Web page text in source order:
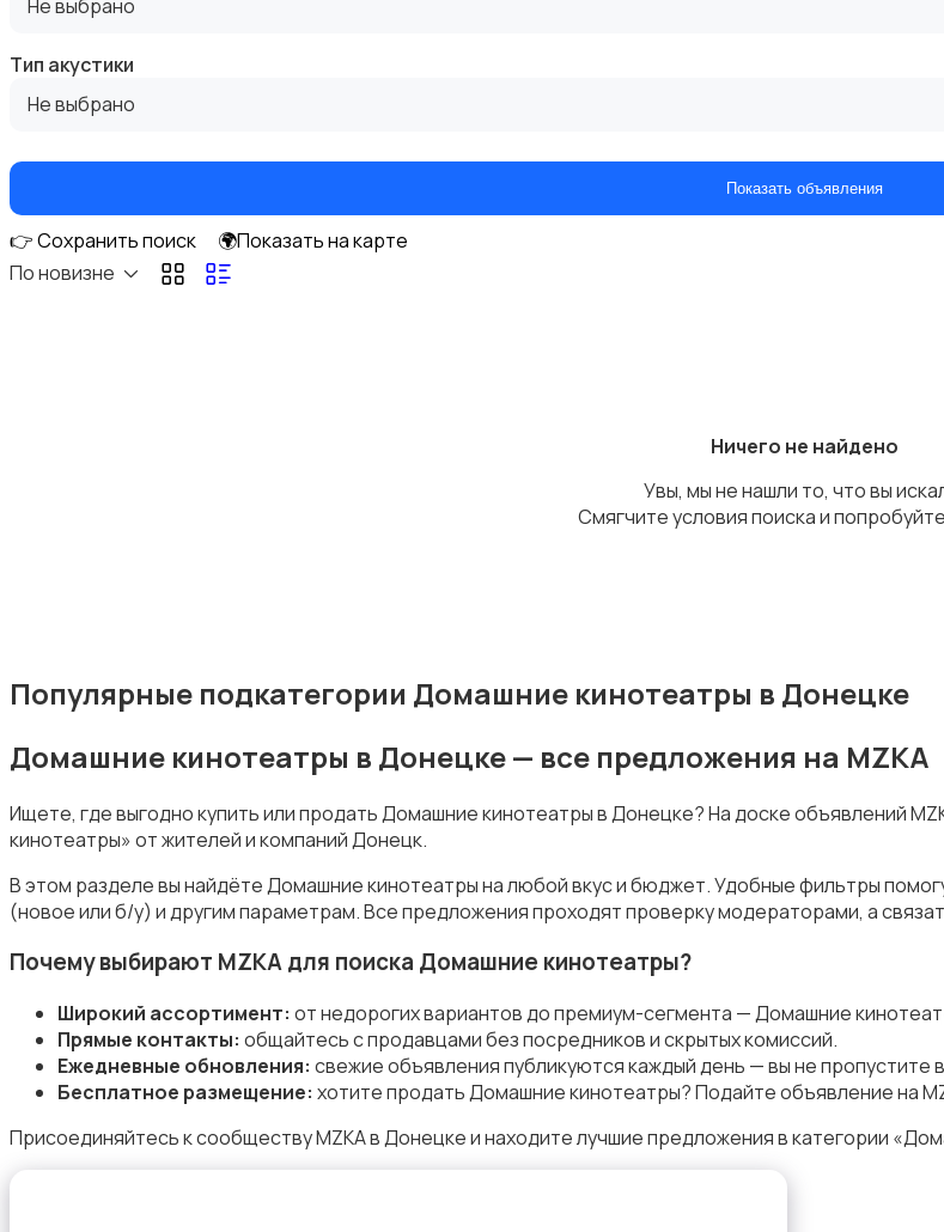
DVD, Blu-ray и медиаплееры
Спутниковое и цифровое ТВ
Аудиоусилители и ресиверы
Не выбрано
Тип акустики
Не выбрано
Показать объявления
👉 Сохранить поиск
🌍Показать на карте
По новизне
Ничего не найдено
Увы, мы не нашли то, что вы
Смягчите условия поиска и
Популярные подкатегории Домашние кинотеатры в Донецке
Домашние кинотеатры в Донецке — все предложения на MZKA
Ищете, где выгодно купить или продать Домашние кинотеатры в Донецке? На доске объявлений
кинотеатры» от жителей и компаний Донецк.
В этом разделе вы найдёте Домашние кинотеатры на любой вкус и бюджет. Удобные фильтры
(новое или б/у) и другим параметрам. Все предложения проходят проверку модераторами, а
Почему выбирают MZKA для поиска Домашние кинотеатры?
Широкий ассортимент: от недорогих вариантов до премиум-сегмента — Домашние
Прямые контакты: общайтесь с продавцами без посредников и скрытых комиссий.
Ежедневные обновления: свежие объявления публикуются каждый день — вы не пропустите
Бесплатное размещение: хотите продать Домашние кинотеатры? Подайте объявление на
Присоединяйтесь к сообществу MZKA в Донецке и находите лучшие предложения в категории